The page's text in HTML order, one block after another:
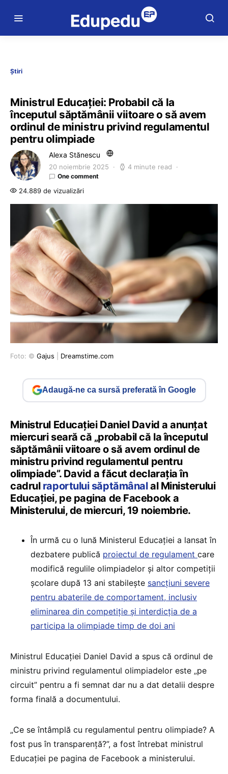
Știri
Ministrul Educației: Probabil că la
începutul săptămânii viitoare o să avem
ordinul de ministru privind regulamentul
pentru olimpiade
Alexa Stănescu
20 noiembrie 2025 4 minute read
One comment
24.889 de vizualizări
Foto: © Gajus Dreamstime.com
Adaugă-ne ca sursă preferată în Google
Ministrul Educației Daniel David a anunțat
miercuri seară că „probabil că la începutul
săptămânii viitoare o să avem ordinul de
ministru privind regulamentul pentru
olimpiade”. David a făcut declarația în
cadrul raportului săptămânalal Ministerului
Educației, pe pagina de Facebook a
Ministerului, de miercuri, 19 noiembrie.
În urmă cu o lună Ministerul Educației a lansat în
dezbatere publică proiectul de regulament care
modifică regulile olimpiadelor și altor competiții
școlare după 13 ani stabilește sancțiuni severe
pentru abaterile de comportament, inclusiv
eliminarea din competiție și interdicția de a
participa la olimpiade timp de doi ani
Ministrul Educației Daniel David a spus că ordinul de
ministru privind regulamentul olimpiadelor este „pe
circuit” pentru a fi semnat dar nu a dat detalii despre
forma finală a documentului.
„Ce se întâmplă cu regulamentul pentru olimpiade? A
fost pus în transparență?”, a fost întrebat ministrul
Educației pe pagina de Facebook a ministerului.